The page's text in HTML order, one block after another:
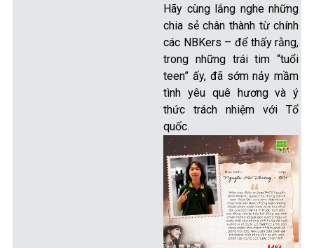
Hãy cùng lắng nghe những
chia sẻ chân thành từ chính
các NBKers – để thấy rằng,
trong những trái tim “tuổi
teen” ấy, đã sớm nảy mầm
tình yêu quê hương và ý
thức trách nhiệm với Tổ
quốc.